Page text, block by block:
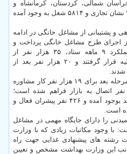
شمالی، كردستان، كرمانشاه و
لرستان به اجرا درآمده و ۳۲ نشان تجاری و ۵۸۱۴ شغل به وجود آمده
و پشتیبانی از مشاغل خانگی در ادامه
۹ ماهه از اجرای طرح مشاغل خانگی پرداخت و
اظهار داشت: بر مبنای عملكرد ۹ ماهه ستاد، ۳۵ هزار نفر از
متقاضیان مورد ارزیابی اولیه قرار گرفتند و ۲۰ هزار نفر بعد از
امامدادی اظهار داشت: در مرحله بعد برای ۱۹ هزار نفر كار مشاوره
و برای ۱۱ هزار نفر اتصال به بازار فراهم شده است؛
همینطور ۱۰ شبكه و ۳۲ برند بوجود آمده و ۴۲۶ نفر پیشران فعال و
را دارای جایگاه مهمی در مشاغل
با وجود مكاتبات زیادی كه با وزارت
های پیشنهادی غذایی جهت راه
این وزارت بهداشت مشخص و تعیین